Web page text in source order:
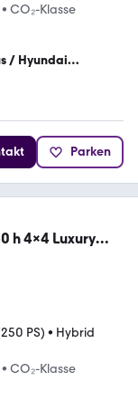
• CO₂-Klasse
/ Hyundai
Parken
h 4x4 Luxury
PS) • Hybrid
• CO₂-Klasse